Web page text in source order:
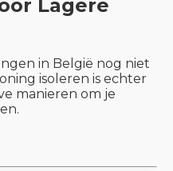
Lagere
in België nog niet
isoleren is echter
manieren om je